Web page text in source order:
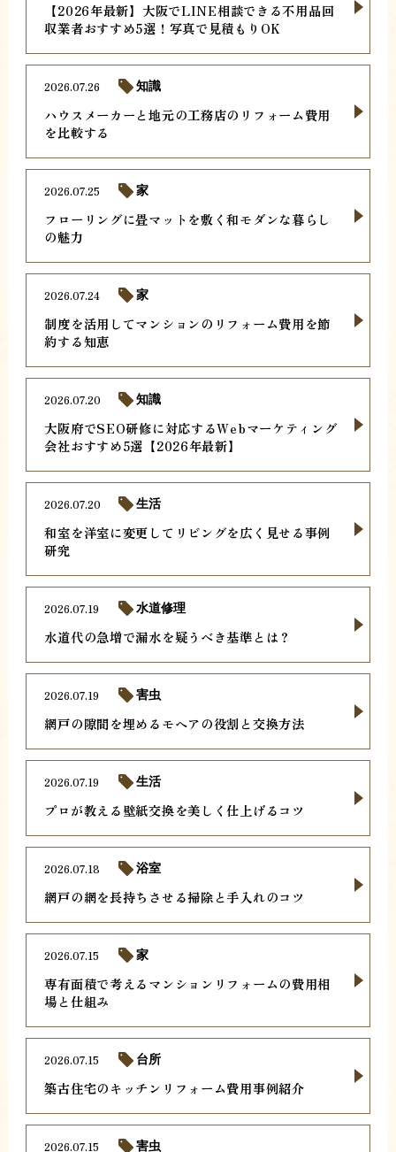
【2026年最新】大阪でLINE相談できる不用品回
収業者おすすめ5選！写真で見積もりOK
ハウスメーカーと地元の工務店のリフォーム費用
を比較する
2026.07.26 知識
フローリングに畳マットを敷く和モダンな暮らし
の魅力
2026.07.25 家
制度を活用してマンションのリフォーム費用を節
約する知恵
2026.07.24 家
大阪府でSEO研修に対応するWebマーケティング
会社おすすめ5選【2026年最新】
2026.07.20 知識
和室を洋室に変更してリビングを広く見せる事例
研究
2026.07.20 生活
水道代の急増で漏水を疑うべき基準とは？
2026.07.19 水道修理
網戸の隙間を埋めるモヘアの役割と交換方法
2026.07.19 害虫
プロが教える壁紙交換を美しく仕上げるコツ
2026.07.19 生活
網戸の網を長持ちさせる掃除と手入れのコツ
2026.07.18 浴室
専有面積で考えるマンションリフォームの費用相
場と仕組み
2026.07.15 家
築古住宅のキッチンリフォーム費用事例紹介
2026.07.15 台所
2026.07.15 害虫